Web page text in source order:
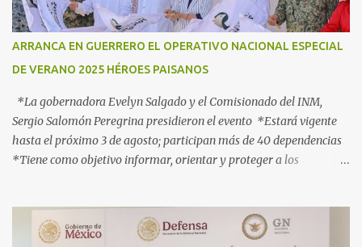
ARRANCA EN GUERRERO EL OPERATIVO NACIONAL ESPECIAL
DE VERANO 2025 HÉROES PAISANOS
*La gobernadora Evelyn Salgado y el Comisionado del INM,
Sergio Salomón Peregrina presidieron el evento *Estará vigente
hasta el próximo 3 de agosto; participan más de 40 dependencias
*Tiene como objetivo informar, orientar y proteger a los
gobernadora Acapulco, Gro., 3 de julio de 2025.- Con el objetivo de
informar, orientar y proteger durante su ingreso, estancia y